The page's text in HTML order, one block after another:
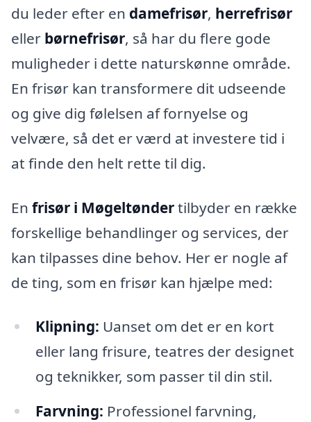
du leder efter en damefrisør, herrefrisør
eller børnefrisør, så har du flere gode
muligheder i dette naturskønne område.
En frisør kan transformere dit udseende
og give dig følelsen af fornyelse og
velvære, så det er værd at investere tid i
at finde den helt rette til dig.
En frisør i Møgeltøndertilbyder en række
forskellige behandlinger og services, der
kan tilpasses dine behov. Her er nogle af
de ting, som en frisør kan hjælpe med:
Klipning: Uanset om det er en kort
eller lang frisure, teatres der designet
og teknikker, som passer til din stil.
Farvning: Professionel farvning,